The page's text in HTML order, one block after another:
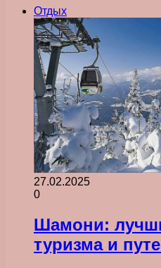
Отдых
27.02.2025
0
Шамони:
туризма и